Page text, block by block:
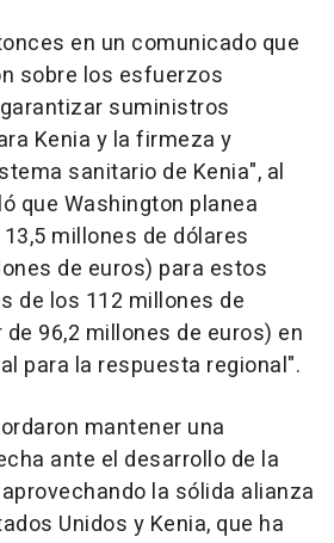
en un comunicado que
sobre los esfuerzos
suministros
Kenia y la firmeza y
sanitario de Kenia", al
que Washington planea
millones de dólares
de euros) para estos
de los 112 millones de
96,2 millones de euros) en
para la respuesta regional".
mantener una
ante el desarrollo de la
la sólida alianza
Unidos y Kenia, que ha